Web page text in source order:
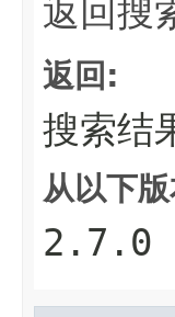
返回搜
返回:
搜索结
从以下
2.7.0